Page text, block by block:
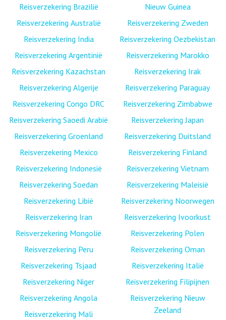
Reisverzekering Brazilië
Reisverzekering Australië
Reisverzekering India
Reisverzekering Argentinië
Reisverzekering Kazachstan
Reisverzekering Algerije
Reisverzekering Congo DRC
Reisverzekering Saoedi Arabië
Reisverzekering Groenland
Reisverzekering Mexico
Reisverzekering Indonesië
Reisverzekering Soedan
Reisverzekering Libië
Reisverzekering Iran
Reisverzekering Mongolië
Reisverzekering Peru
Reisverzekering Tsjaad
Reisverzekering Niger
Reisverzekering Angola
Reisverzekering Mali
Nieuw Guinea
Reisverzekering Zweden
Reisverzekering Oezbekistan
Reisverzekering Marokko
Reisverzekering Irak
Reisverzekering Paraguay
Reisverzekering Zimbabwe
Reisverzekering Japan
Reisverzekering Duitsland
Reisverzekering Finland
Reisverzekering Vietnam
Reisverzekering Maleisië
Reisverzekering Noorwegen
Reisverzekering Ivoorkust
Reisverzekering Polen
Reisverzekering Oman
Reisverzekering Italië
Reisverzekering Filipijnen
Reisverzekering Nieuw
Zeeland